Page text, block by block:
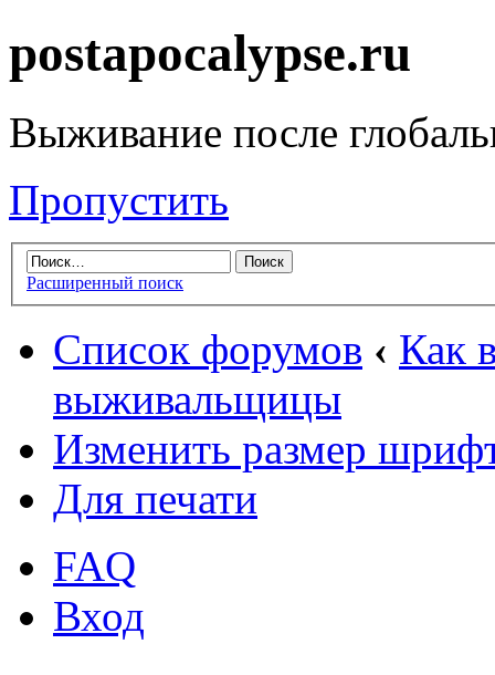
postapocalypse.ru
Выживание после
Пропустить
Расширенный поиск
Список форумов ‹ Как
выживальщицы
Изменить размер
Для печати
FAQ
Вход